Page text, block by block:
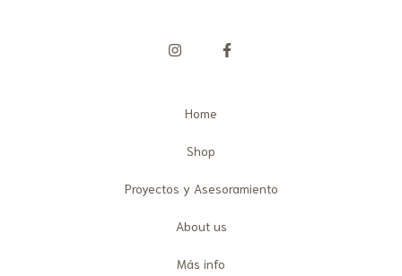
Home
Shop
Proyectos y Asesoramiento
About us
Más info